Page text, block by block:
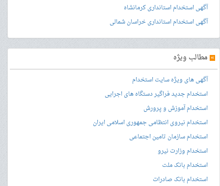
آگهی استخدام استانداری کرمانشاه
آگهی استخدام استانداری خراسان شمالی
» مطالب ویژه
آگهی های ویژه سایت استخدام
استخدام جدید فراگیر دستگاه های اجرایی
استخدام آموزش و پرورش
استخدام نیروی انتظامی جمهوری اسلامی ایران
استخدام سازمان تامین اجتماعی
استخدام وزارت نیرو
استخدام بانک ملت
استخدام بانک صادرات